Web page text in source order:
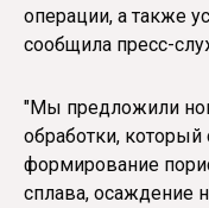
операции, а также
сообщила пресс-
"Мы предложили
обработки, который
формирование
сплава, осаждение